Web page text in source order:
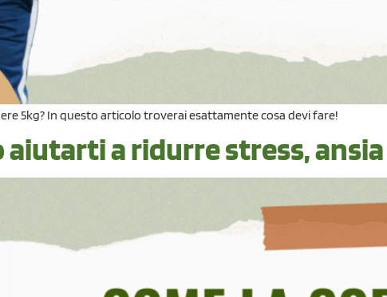
5kg? In questo articolo troverai esattamente cosa devi fare!
aiutarti a ridurre stress,